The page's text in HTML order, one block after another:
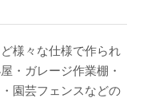
様々な仕様で作られ
・ガレージ作業棚・
園芸フェンスなどの